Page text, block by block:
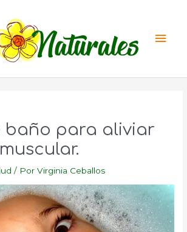
baño para aliviar
/ PorVirginia Ceballos